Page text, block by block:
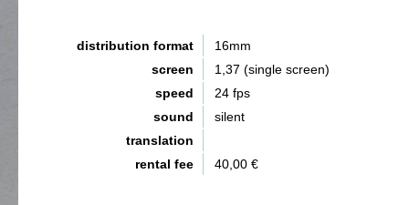
distribution format
16mm
screen
1,37 (single screen)
speed
24 fps
sound
silent
translation
rental fee
40,00 €